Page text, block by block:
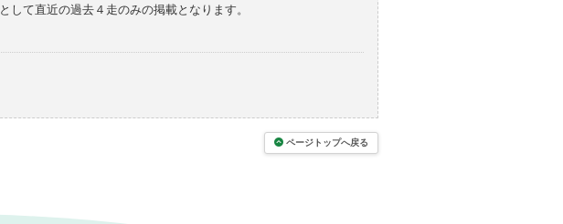
て直近の過去４走のみの掲載となります。
ページトップへ戻る